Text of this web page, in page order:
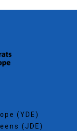
(YDE)
(JDE)